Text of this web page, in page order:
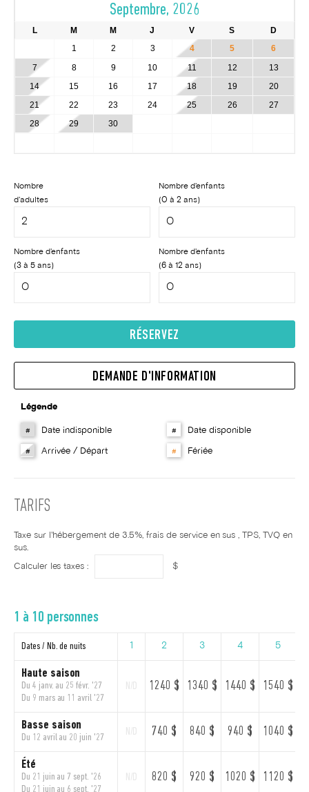
Septembre, 2026
L M M J V S
D
1
2 3 4 5
6
7
8 9 10 11 12
13
14
15 16 17 18 19
20
21
22 23 24 25 26
27
28
29 30
Nombre
d'adultes
Nombre d'enfants
(0 à 2 ans)
Nombre d'enfants
(3 à 5 ans)
Nombre d'enfants
(6 à 12 ans)
RÉSERVEZ
DEMANDE D'INFORMATION
Légende
# Date indisponible # Date disponible
# Arrivée / Départ # Fériée
TARIFS
Taxe sur l'hébergement de 3.5%, frais de service en sus , TPS, TVQ en
sus.
Calculer les taxes : $
1 à 10 personnes
Dates / Nb. de nuits 1 2 3 4 5
Haute saison
Du 4 janv. au 25 févr. '27
Du 9 mars au 11 avril '27
1240 $ 1340 $ 1440 $ 1540 $
Basse saison
Du 12 avril au 20 juin '27 740 $ 840 $ 940 $ 1040 $
Été
Du 21 juin au 7 sept. '26
Du 21 juin au 6 sept. '27
820 $ 920 $ 1020 $ 1120 $